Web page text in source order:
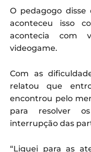
O pedagogo disse
aconteceu isso
acontecia com
videogame.
Com as
relatou que
encontrou pelo
para resolver
interrupção das
“Liguei para as